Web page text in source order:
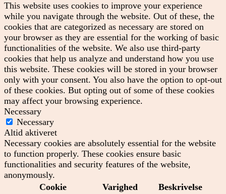
This website uses cookies to improve your experience
while you navigate through the website. Out of these, the
cookies that are categorized as necessary are stored on
your browser as they are essential for the working of basic
functionalities of the website. We also use third-party
cookies that help us analyze and understand how you use
this website. These cookies will be stored in your browser
only with your consent. You also have the option to opt-out
of these cookies. But opting out of some of these cookies
may affect your browsing experience.
Necessary
Necessary
Altid aktiveret
Necessary cookies are absolutely essential for the website
to function properly. These cookies ensure basic
functionalities and security features of the website,
anonymously.
Cookie
Varighed Beskrivelse